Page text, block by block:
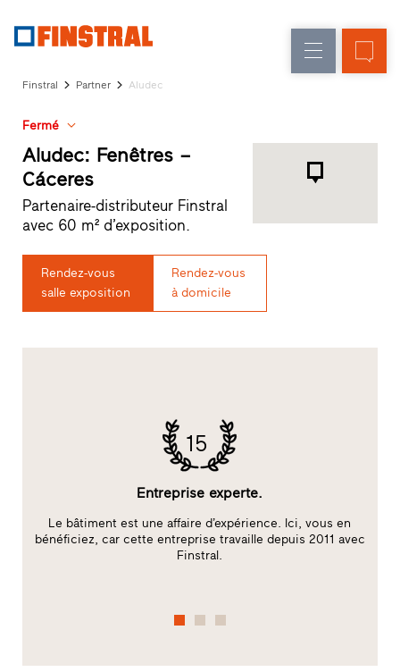
Parois
vitrées
neuve
architectes
Programme
partenaires
Recherche
de
distributeurs
rapides
Finstral Partner Aludec
Fermé
Aludec: Fenêtres –
Cáceres
Partenaire-distributeur Finstral
avec 60 m² d’exposition.
Rendez-vous
salle exposition
Rendez-vous
à domicile
15
Entreprise experte.
Le bâtiment est une affaire d’expérience. Ici, vous en
bénéficiez, car cette entreprise travaille depuis 2011 avec
Finstral.